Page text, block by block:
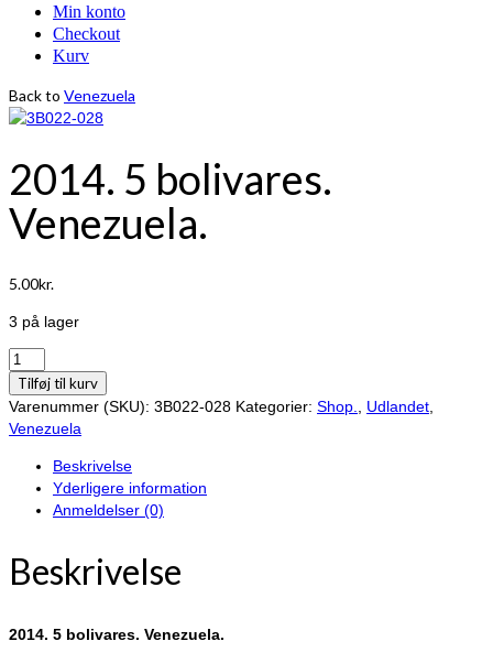
Min konto
Checkout
Kurv
Back to Venezuela
2014. 5 bolivares.
Venezuela.
5.00kr.
3 på lager
2014.
5
bolivares.
Venezuela.
Tilføj til kurv
Varenummer (SKU): 3B022-028 Kategorier: Shop. Udlandet
Venezuela
Beskrivelse
Yderligere information
Anmeldelser (0)
Beskrivelse
2014. 5 bolivares. Venezuela.